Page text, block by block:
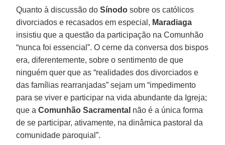
Quanto à discussão doSínodo sobre os católicos
divorciados e recasados em especial, Maradiaga
insistiu que a questão da participação na Comunhão
“nunca foi essencial”. O cerne da conversa dos bispos
era, diferentemente, sobre o sentimento de que
ninguém quer que as “realidades dos divorciados e
das famílias rearranjadas” sejam um “impedimento
para se viver e participar na vida abundante da Igreja;
que aComunhão Sacramental não é a única forma
de se participar, ativamente, na dinâmica pastoral da
comunidade paroquial”.